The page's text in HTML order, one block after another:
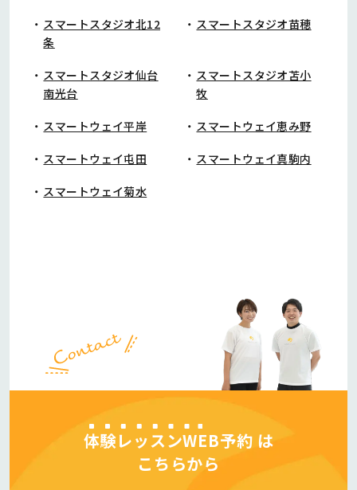
スマートスタジオ北12
条
スマートスタジオ苗穂
スマートスタジオ仙台
南光台
スマートスタジオ苫小
牧
スマートウェイ平岸 スマートウェイ恵み野
スマートウェイ屯田 スマートウェイ真駒内
スマートウェイ菊水
体験レッスンWEB予約 は
こちらから